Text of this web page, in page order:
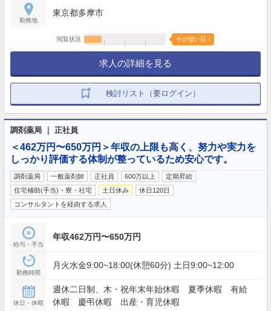
勤務地
東京都多摩市
閲覧状況 今が狙い目！
求人の詳細を見る
検討リスト（要ログイン）
調剤薬局 ｜ 正社員
＜462万円〜650万円＞年収の上限も高く、努力や実力を
しっかり評価する体制が整っているため安心です。
調剤薬局 一般薬剤師 正社員 600万以上
定期昇給
住宅補助(手当)・寮・社宅
土日休み
休日120日
コンサルタントを経由する求人
給与・手当
年収462万円〜650万円
勤務時間
月火水金9:00~18:00(休憩60分) 土日9:00~12:00
休日・休暇
週休二日制、木・祝年末年始休暇 夏季休暇 有給
休暇 慶弔休暇 出産・育児休暇